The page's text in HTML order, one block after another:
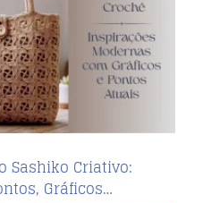
Sashiko Criativo:
Gráficos…